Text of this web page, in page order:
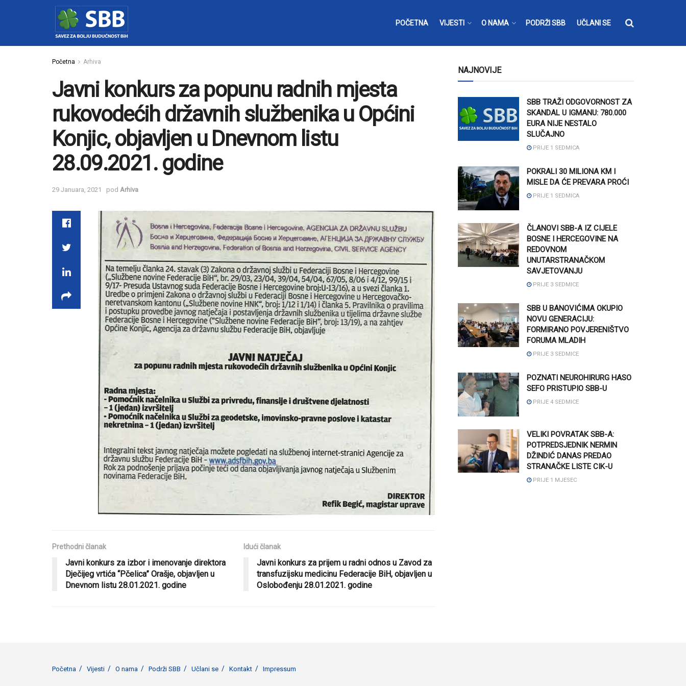
POČETNA VIJESTI O NAMA PODRŽI SBB UČLANI SE
Početna Arhiva
Javni konkurs za popunu radnih mjesta
rukovodećih državnih službenika u Općini
Konjic, objavljen u Dnevnom listu
28.09.2021. godine
29 Januara, 2021 pod Arhiva
Prethodni članak
Javni konkurs za izbor i imenovanje direktora
Dječijeg vrtića “Pčelica” Orašje, objavljen u
Dnevnom listu 28.01.2021. godine
Idući članak
Javni konkurs za prijem u radni odnos u Zavod za
transfuzijsku medicinu Federacije BiH, objavljen u
Oslobođenju 28.01.2021. godine
NAJNOVIJE
SBB TRAŽI ODGOVORNOST ZA
SKANDAL U IGMANU: 780.000
EURA NIJE NESTALO
SLUČAJNO
PRIJE 1 SEDMICA
POKRALI 30 MILIONA KM I
MISLE DA ĆE PREVARA PROĆI
PRIJE 1 SEDMICA
ČLANOVI SBB-A IZ CIJELE
BOSNE I HERCEGOVINE NA
REDOVNOM
UNUTARSTRANAČKOM
SAVJETOVANJU
PRIJE 3 SEDMICE
SBB U BANOVIĆIMA OKUPIO
NOVU GENERACIJU:
FORMIRANO POVJERENIŠTVO
FORUMA MLADIH
PRIJE 3 SEDMICE
POZNATI NEUROHIRURG HASO
SEFO PRISTUPIO SBB-U
PRIJE 4 SEDMICE
VELIKI POVRATAK SBB-A:
POTPREDSJEDNIK NERMIN
DŽINDIĆ DANAS PREDAO
STRANAČKE LISTE CIK-U
PRIJE 1 MJESEC
Početna Vijesti O nama Podrži SBB Učlani se Kontakt Impressum